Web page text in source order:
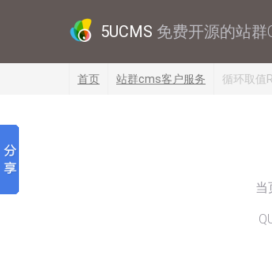
5UCMS 免费开源的站群
首页 站群cms客户服务 循环取值
当